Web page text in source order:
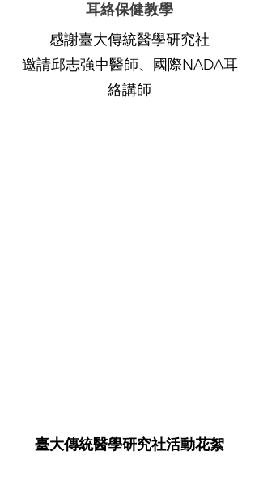
耳絡保健教學
感謝臺大傳統醫學研究社
邀請邱志強中醫師、國際NADA耳
絡講師
臺大傳統醫學研究社​活動花絮